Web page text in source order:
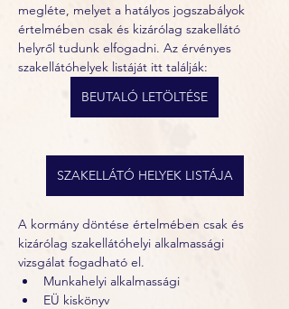
megléte, melyet a hatályos jogszabályok
értelmében csak és kizárólag szakellátó
helyről tudunk elfogadni. Az érvényes
szakellátóhelyek listáját itt találják:
BEUTALÓ LETÖLTÉSE
SZAKELLÁTÓ HELYEK LISTÁJA
A kormány döntése értelmében csak és
kizárólag szakellátóhelyi alkalmassági
vizsgálat fogadható el.
Munkahelyi alkalmassági
EÜ kiskönyv